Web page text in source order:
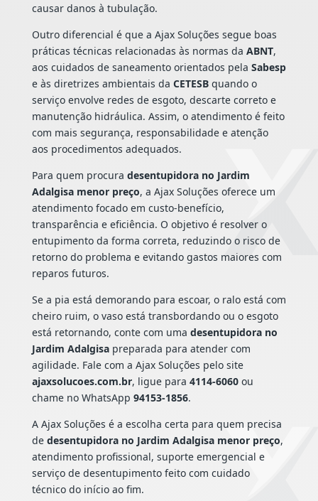
causar danos à tubulação.
Outro diferencial é que a Ajax Soluções segue boas
práticas técnicas relacionadas às normas da ABNT,
aos cuidados de saneamento orientados pela Sabesp
e às diretrizes ambientais da CETESBquando o
serviço envolve redes de esgoto, descarte correto e
manutenção hidráulica. Assim, o atendimento é feito
com mais segurança, responsabilidade e atenção
aos procedimentos adequados.
Para quem procura desentupidora no Jardim
Adalgisa menor preço, a Ajax Soluções oferece um
atendimento focado em custo-benefício,
transparência e eficiência. O objetivo é resolver o
entupimento da forma correta, reduzindo o risco de
retorno do problema e evitando gastos maiores com
reparos futuros.
Se a pia está demorando para escoar, o ralo está com
cheiro ruim, o vaso está transbordando ou o esgoto
está retornando, conte com uma desentupidora no
Jardim Adalgisapreparada para atender com
agilidade. Fale com a Ajax Soluções pelo site
ajaxsolucoes.com.br, ligue para 4114-6060ou
chame no WhatsApp 94153-1856.
A Ajax Soluções é a escolha certa para quem precisa
de desentupidora no Jardim Adalgisa menor preço,
atendimento profissional, suporte emergencial e
serviço de desentupimento feito com cuidado
técnico do início ao fim.